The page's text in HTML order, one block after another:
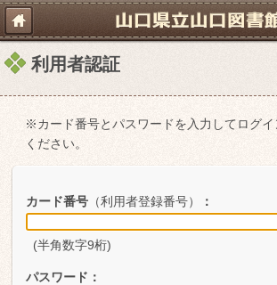
利用者認証
※カード番号とパスワードを入力してログ
ください。
カード番号 （利用者登録番号） ：
(半角数字9桁)
パスワード ：